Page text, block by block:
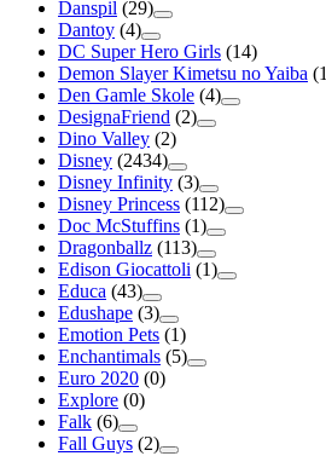
Danspil (29)
Dantoy (4)
DC Super Hero Girls (14)
Demon Slayer Kimetsu no Yaiba
Den Gamle Skole (4)
DesignaFriend (2)
Dino Valley (2)
Disney (2434)
Disney Infinity (3)
Disney Princess (112)
Doc McStuffins (1)
Dragonballz (113)
Edison Giocattoli (1)
Educa (43)
Edushape (3)
Emotion Pets (1)
Enchantimals (5)
Euro 2020 (0)
Explore (0)
Falk (6)
Fall Guys (2)